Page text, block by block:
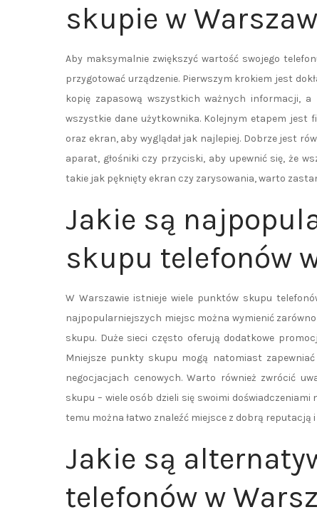
skupie w
Aby maksymalnie zwiększyć wartość swojego
przygotować urządzenie. Pierwszym krokiem jest
kopię zapasową wszystkich ważnych informacji,
wszystkie dane użytkownika. Kolejnym etapem jest
oraz ekran, aby wyglądał jak najlepiej. Dobrze jest
aparat, głośniki czy przyciski, aby upewnić się, że
takie jak pęknięty ekran czy zarysowania, warto
Jakie są
skupu telefonów
W Warszawie istnieje wiele punktów skupu
najpopularniejszych miejsc można wymienić
skupu. Duże sieci często oferują dodatkowe
Mniejsze punkty skupu mogą natomiast
negocjacjach cenowych. Warto również zwrócić
skupu – wiele osób dzieli się swoimi
temu można łatwo znaleźć miejsce z dobrą
Jakie są
telefonów w